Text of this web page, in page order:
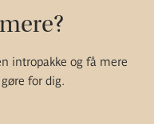
intropakke og få mere
for dig.